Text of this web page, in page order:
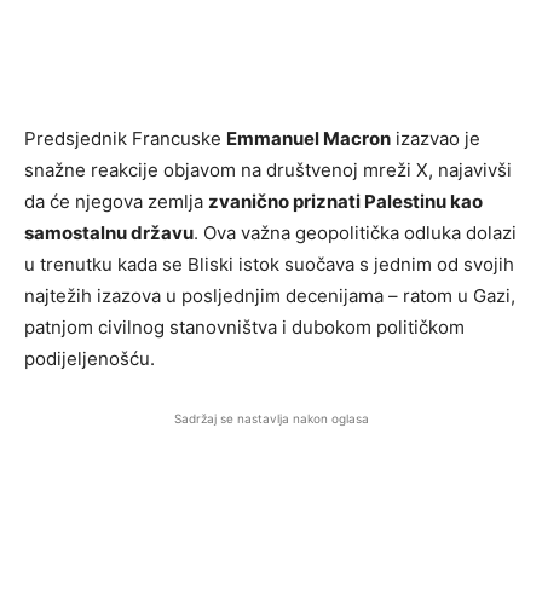
Predsjednik Francuske Emmanuel Macron izazvao je
snažne reakcije objavom na društvenoj mreži X, najavivši
da će njegova zemlja zvanično priznati Palestinu kao
samostalnu državu. Ova važna geopolitička odluka dolazi
u trenutku kada se Bliski istok suočava s jednim od svojih
najtežih izazova u posljednjim decenijama – ratom u Gazi,
patnjom civilnog stanovništva i dubokom političkom
podijeljenošću.
Sadržaj se nastavlja nakon oglasa